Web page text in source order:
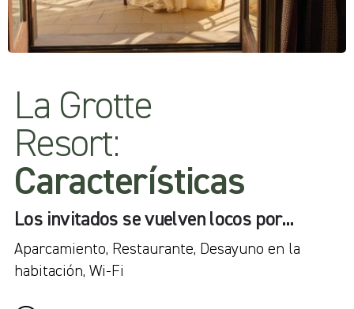
La Grotte
Resort:
Características
Los invitados se vuelven locos por...
Aparcamiento, Restaurante, Desayuno en la
habitación, Wi-Fi